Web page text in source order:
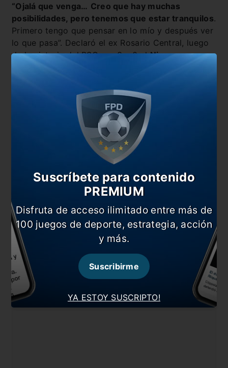
“Ojalá que venga… Creo que hay muchas
posibilidades, pero tenemos que estar tranquilos.
Primero tengo que pensar en lo mío y después ver
lo que pasa”. Declaró el ex Rosario Central, luego
de la victoria del PSG por 3 a 0 alNimes.
“Messi y su familia están aprendiendo francés”
Un ídolo de Barcelona le aconsejó un club para el
futuro de Messi
Neymar vs Messi: el duelo del morbo en la
“No tocamos jugadores de otros”
#Barcelona #Di Maria
#Internacional #Messi
#Noticia
Comentarios
Dejá tu opinión acá!YA ESTOY SUSCRIPTO!
Suscríbete para contenido
PREMIUM
Disfruta de acceso ilimitado entre más de
100 juegos de deporte, estrategia, acción
y más.
Suscribirme